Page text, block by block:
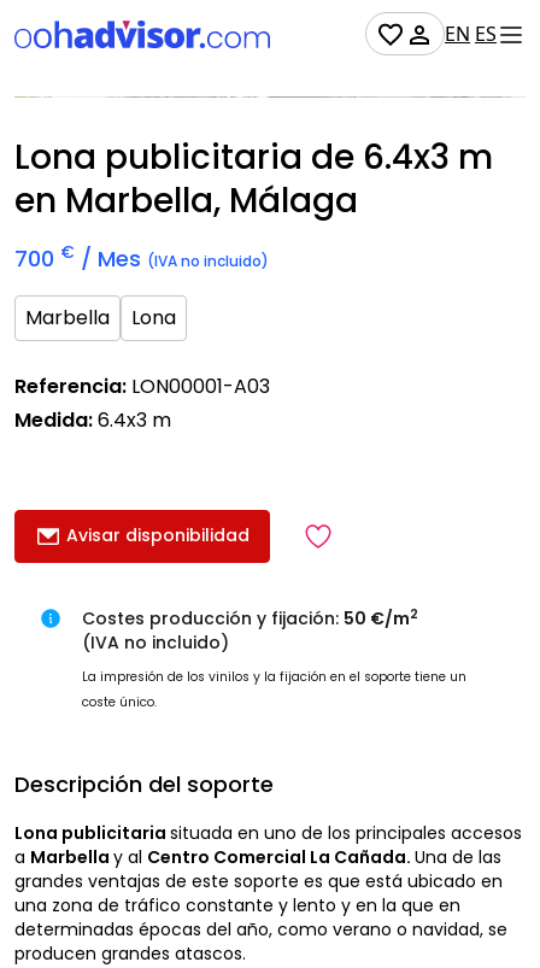
EN ES
No Disponible
Lona publicitaria de 6.4x3 m
en Marbella, Málaga
700 € / Mes (IVA no incluido)
Marbella Lona
Referencia: LON00001-A03
Medida:6.4x3 m
Avisar disponibilidad
Costes producción y fijación: 50 €/m2
(IVA no incluido)
La impresión de los vinilos y la fijación en el soporte tiene un
coste único.
Descripción del soporte
Lona publicitaria situada en uno de los principales accesos
a Marbella y al Centro Comercial La Cañada. Una de las
grandes ventajas de este soporte es que está ubicado en
una zona de tráfico constante y lento y en la que en
determinadas épocas del año, como verano o navidad, se
producen grandes atascos.